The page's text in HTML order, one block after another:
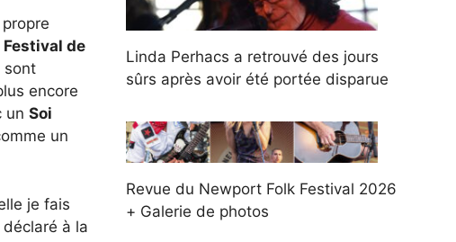
Festival de
sont
encore
un Soi
un
je fais
à la
Linda Perhacs a retrouvé des jours
sûrs après avoir été portée disparue
Revue du Newport Folk Festival 2026
+ Galerie de photos